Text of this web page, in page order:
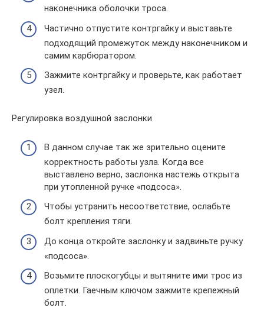
наконечника оболочки троса.
Частично отпустите контргайку и выставьте
подходящий промежуток между наконечником и
самим карбюратором.
Зажмите контргайку и проверьте, как работает
узел.
Регулировка воздушной заслонки
В данном случае так же зрительно оцените
корректность работы узла. Когда все
выставлено верно, заслонка настежь открыта
при утопленной ручке «подсоса».
Чтобы устранить несоответствие, ослабьте
болт крепления тяги.
До конца откройте заслонку и задвиньте ручку
«подсоса».
Возьмите плоскогубцы и вытяните ими трос из
оплетки. Гаечным ключом зажмите крепежный
болт.